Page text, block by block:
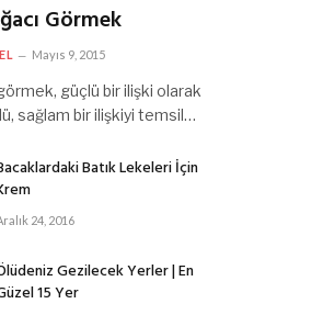
Görmek
Mayıs 9, 2015
güçlü bir ilişki olarak
sağlam bir ilişkiyi temsil…
Batık Lekeleri İçin
24, 2016
Gezilecek Yerler | En
15 Yer